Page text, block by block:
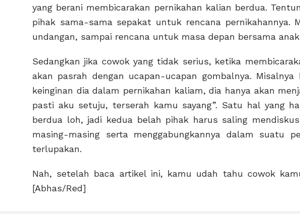
yang berani membicarakan pernikahan kalian berdua.
pihak sama-sama sepakat untuk rencana pernikahannya.
undangan, sampai rencana untuk masa depan bersama
Sedangkan jika cowok yang tidak serius, ketika
akan pasrah dengan ucapan-ucapan gombalnya.
keinginan dia dalam pernikahan kaliam, dia hanya akan
pasti aku setuju, terserah kamu sayang”. Satu hal yang
berdua loh, jadi kedua belah pihak harus saling
masing-masing serta menggabungkannya dalam suatu
terlupakan.
Nah, setelah baca artikel ini, kamu udah tahu cowok
[Abhas/Red]